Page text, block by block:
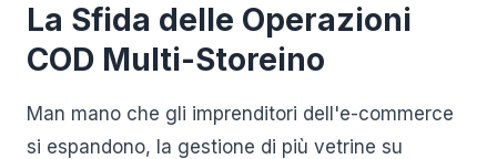
La Sfida delle Operazioni
COD Multi-Storeino
Man mano che gli imprenditori dell'e-commerce
si espandono, la gestione di più vetrine su